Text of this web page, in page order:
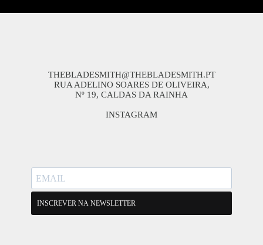
THEBLADESMITH@THEBLADESMITH.PT
RUA ADELINO SOARES DE OLIVEIRA,
Nº 19, CALDAS DA RAINHA
INSTAGRAM
INSCREVER NA NEWSLETTER